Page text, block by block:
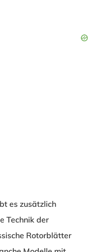
es zusätzlich
Technik der
Rotorblätter